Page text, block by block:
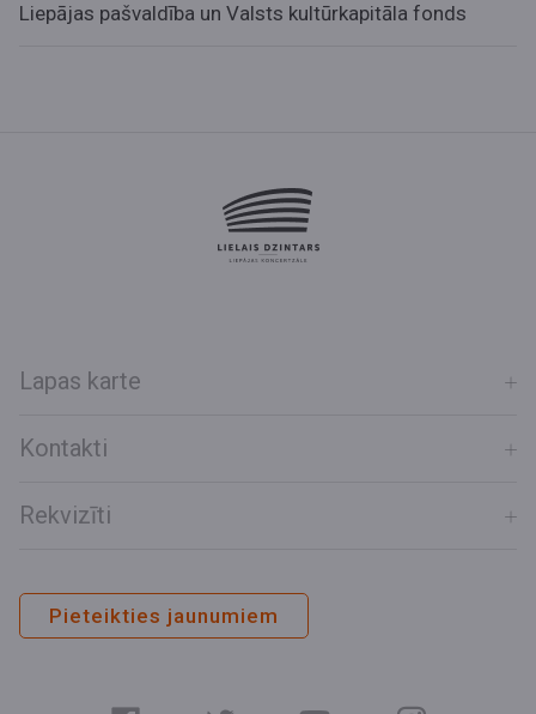
Liepājas pašvaldība un Valsts kultūrkapitāla fonds
Lapas karte
Kontakti
Rekvizīti
Pieteikties jaunumiem